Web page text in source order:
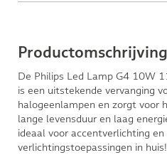
Productomschrijving
De Philips Led Lamp G4 10W
is een uitstekende vervanging
halogeenlampen en zorgt voor
lange levensduur en laag
ideaal voor accentverlichting
verlichtingstoepassingen in huis!